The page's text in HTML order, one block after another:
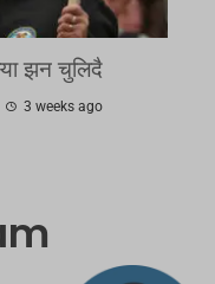
झन चुलिदै
3 weeks ago